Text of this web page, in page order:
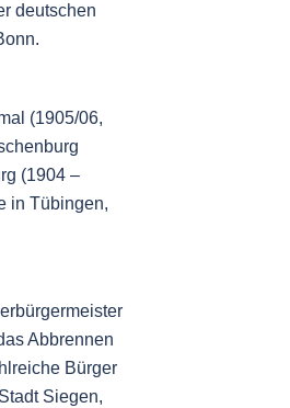
deutschen
(1905/06,
(1904 –
in Tübingen,
Abbrennen
Bürger
Siegen,